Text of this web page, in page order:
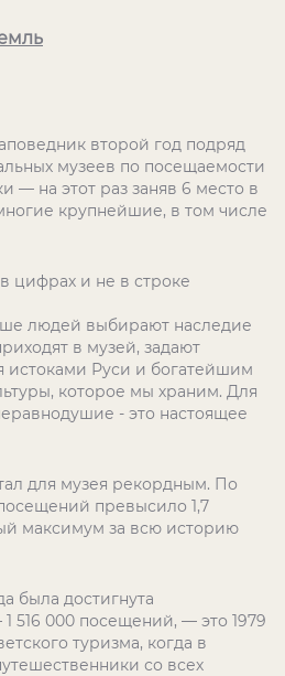
второй год подряд
музеев по посещаемости
— на этот раз заняв 6 место в
крупнейшие, в том числе
цифрах и не в строке
людей выбирают наследие
в музей, задают
истоками Руси и богатейшим
которое мы храним. Для
- это настоящее
для музея рекордным. По
превысило 1,7
максимум за всю историю
была достигнута
516 000 посещений, — это 1979
туризма, когда в
со всех